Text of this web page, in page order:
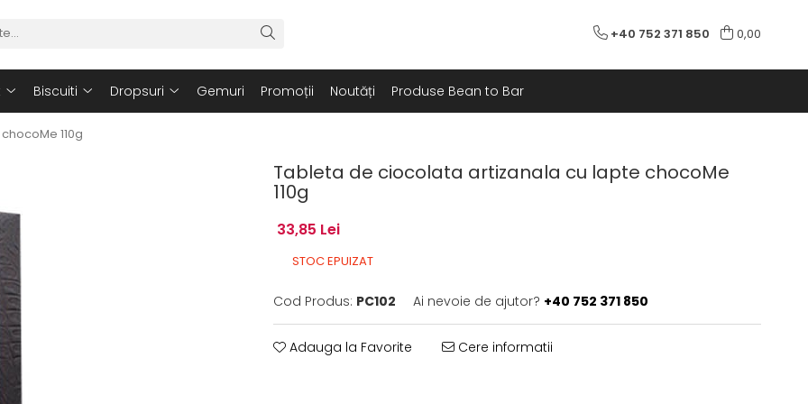
+40 752 371 850 0,00
Biscuiti Dropsuri Gemuri Promoții Noutăți Produse Bean to Bar
110g
Tableta de ciocolata artizanala cu lapte chocoMe
110g
33,85 Lei
STOC EPUIZAT
Cod Produs: PC102 Ai nevoie de ajutor? +40 752 371 850
Adauga la Favorite Cere informatii